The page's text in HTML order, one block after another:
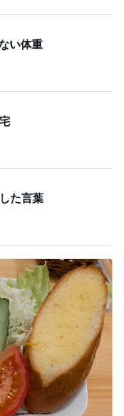
い体重
た言葉